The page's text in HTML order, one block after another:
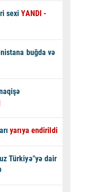
sexiYANDI -
buğda və
yarıya endirildi
Türkiyə"yə dair